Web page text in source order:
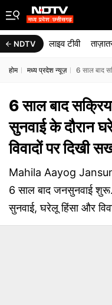
NDTV लाइव टीवी
होम मध्य प्रदेश न्यूज़ 6 साल बाद
6 साल बाद
सुनवाई के दौरान
विवादों पर दिखी
Mahila Aayog
6 साल बाद जनसुनवाई
सुनवाई, घरेलू हिंसा और